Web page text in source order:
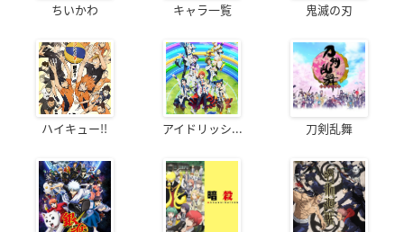
ちいかわ キャラ一覧 鬼滅の刃
ハイキュー!! アイドリッシ... 刀剣乱舞